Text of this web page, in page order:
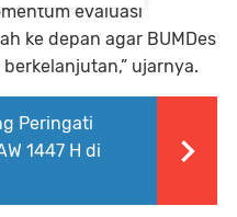
evaluasi
ke depan agar BUMDes
ujarnya.
Peringati
1447 H di